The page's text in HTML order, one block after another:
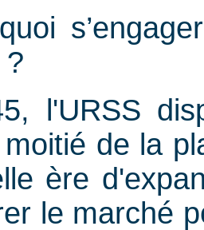
?
l'URSS
de la
ère
le marché